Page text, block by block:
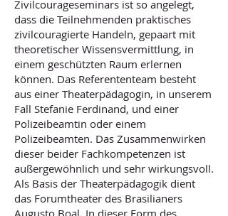
Zivilcourageseminars ist so angelegt,
dass die Teilnehmenden praktisches
zivilcouragierte Handeln, gepaart mit
theoretischer Wissensvermittlung, in
einem geschützten Raum erlernen
können. Das Referententeam besteht
aus einer Theaterpädagogin, in unserem
Fall Stefanie Ferdinand, und einer
Polizeibeamtin oder einem
Polizeibeamten. Das Zusammenwirken
dieser beider Fachkompetenzen ist
außergewöhnlich und sehr wirkungsvoll.
Als Basis der Theaterpädagogik dient
das Forumtheater des Brasilianers
Augusto Boal. In dieser Form des